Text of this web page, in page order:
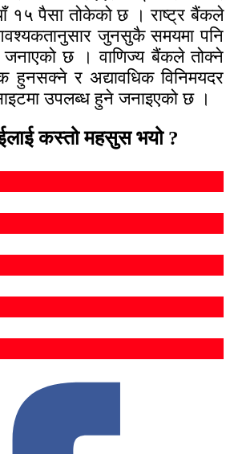
१५ पैसा तोकेको छ । राष्ट्र बैंकले
जुनसुकै समयमा पनि
छ । वाणिज्य बैंकले तोक्ने
हुनसक्ने र अद्यावधिक विनिमयदर
उपलब्ध हुने जनाइएको छ ।
कस्तो महसुस भयो ?